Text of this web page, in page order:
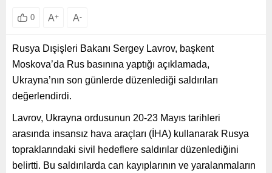
0 A+ A-
Rusya Dışişleri Bakanı Sergey Lavrov, başkent
Moskova’da Rus basınına yaptığı açıklamada,
Ukrayna’nın son günlerde düzenlediği saldırıları
değerlendirdi.
Lavrov, Ukrayna ordusunun 20-23 Mayıs tarihleri
arasında insansız hava araçları (İHA) kullanarak Rusya
topraklarındaki sivil hedeflere saldırılar düzenlediğini
belirtti. Bu saldırılarda can kayıplarının ve yaralanmaların